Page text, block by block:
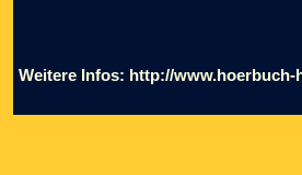
Weitere Infos: http://www.hoerbuch-